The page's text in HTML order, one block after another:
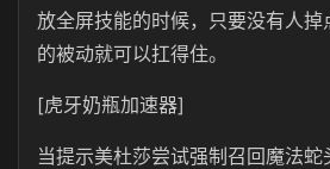
放全屏技能的时候，只要没有人
的被动就可以扛得住。
[虎牙奶瓶加速器]
当提示美杜莎尝试强制召回魔法